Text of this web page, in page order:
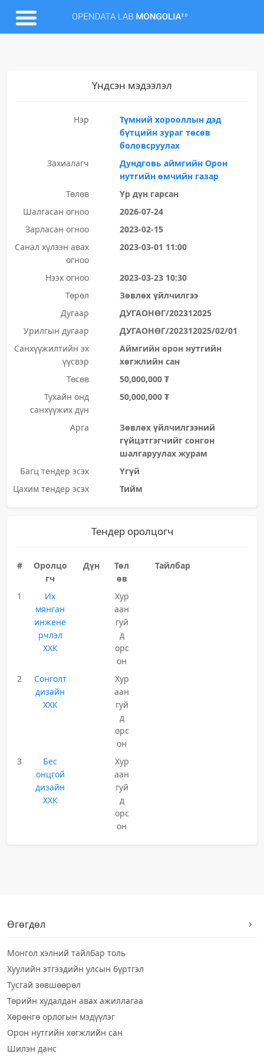
Үндсэн мэдээлэл
Нэр
Түмний хорооллын дэд
бүтцийн зураг төсөв
боловсруулах
Захиалагч
Дундговь аймгийн Орон
нутгийн өмчийн газар
Төлөв
Үр дүн гарсан
Шалгасан огноо
2026-07-24
Зарласан огноо
2023-02-15
Санал хүлээн авах
огноо
2023-03-01 11:00
Нээх огноо
2023-03-23 10:30
Төрөл
Зөвлөх үйлчилгээ
Дугаар
ДУГАОНӨГ/202312025
Урилгын дугаар
ДУГАОНӨГ/202312025/02/01
Санхүүжилтийн эх
үүсвэр
Аймгийн орон нутгийн
хөгжлийн сан
Төсөв
50,000,000 ₮
Тухайн онд
санхүүжих дүн
50,000,000 ₮
Арга
Зөвлөх үйлчилгээний
гүйцэтгэгчийг сонгон
шалгаруулах журам
Багц тендер эсэх
Үгүй
Цахим тендер эсэх
Тийм
Тендер оролцогч
#
Оролцо
гч
Дүн
Төл
өв
Тайлбар
1
Их
мянган
инжене
рчлэл
ХХК
Хур
аан
гуй
д
орс
он
2
Сонголт
дизайн
ХХК
Хур
аан
гуй
д
орс
он
3
Бес
онцгой
дизайн
ХХК
Хур
аан
гуй
д
орс
он
Өгөгдөл
Монгол хэлний тайлбар толь
Хуулийн этгээдийн улсын бүртгэл
Тусгай зөвшөөрөл
Төрийн худалдан авах ажиллагаа
Хөрөнгө орлогын мэдүүлэг
Орон нутгийн хөгжлийн сан
Шилэн данс